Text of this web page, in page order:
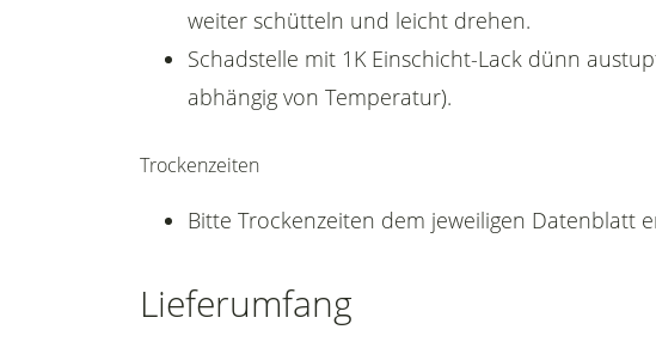
weiter schütteln und leicht drehen.
Schadstelle mit 1K Einschicht-Lack dünn
abhängig von Temperatur).
Trockenzeiten
Bitte Trockenzeiten dem jeweiligen Datenblatt
Lieferumfang